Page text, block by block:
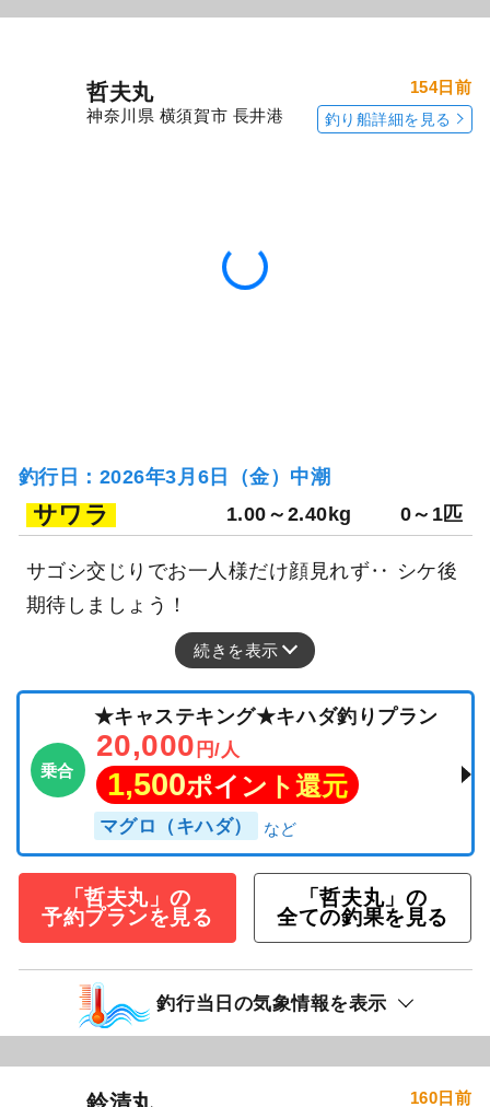
哲夫丸
神奈川県 横須賀市 長井港
154日前
釣り船詳細を見る
釣行日：2026年3月6日（金）中潮
サワラ 1.00～2.40kg 0～1匹
サゴシ交じりでお一人様だけ顔見れず‥ シケ後
期待しましょう！
続きを表示
乗合
★キャステキング★キハダ釣りプラン
20,000 円/人
1,500ポイント還元
マグロ（キハダ）
「哲夫丸」の
予約プランを見る
「哲夫丸」の
全ての釣果を見る
釣行当日の気象情報を表示
160日前